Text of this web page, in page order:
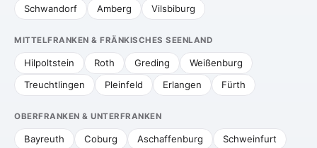
Schwandorf
Amberg Vilsbiburg
MITTELFRANKEN & FRÄNKISCHES SEENLAND
Hilpoltstein Roth Greding
Weißenburg
Treuchtlingen
Pleinfeld Erlangen Fürth
OBERFRANKEN & UNTERFRANKEN
Bayreuth Coburg Aschaffenburg Schweinfurt